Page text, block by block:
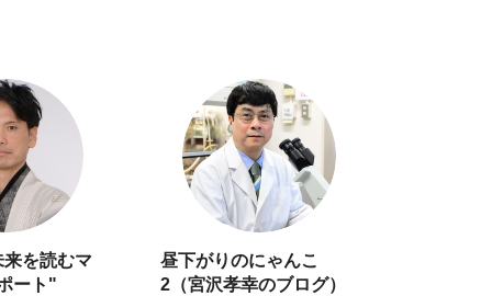
を読むマ
ート"
昼下がりのにゃんこ
2（宮沢孝幸のブログ）